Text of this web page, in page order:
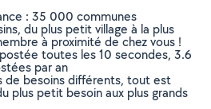
: 35 000 communes
du plus petit village à la plus
à proximité de chez vous !
toutes les 10 secondes, 3.6
par an
de besoins différents, tout est
plus petit besoin aux plus grands